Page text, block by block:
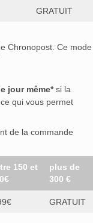
GRATUIT
Chronopost. Ce mode
jour même*si la
ce qui vous permet
de la commande
150 et
plus de
300 €
GRATUIT